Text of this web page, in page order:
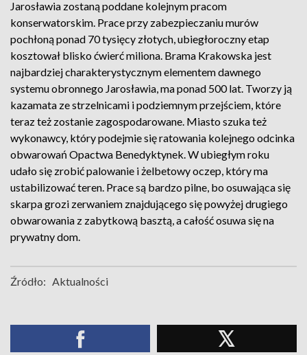
Jarosławia zostaną poddane kolejnym pracom
konserwatorskim. Prace przy zabezpieczaniu murów
pochłoną ponad 70 tysięcy złotych, ubiegłoroczny etap
kosztował blisko ćwierć miliona. Brama Krakowska jest
najbardziej charakterystycznym elementem dawnego
systemu obronnego Jarosławia, ma ponad 500 lat. Tworzy ją
kazamata ze strzelnicami i podziemnym przejściem, które
teraz też zostanie zagospodarowane. Miasto szuka też
wykonawcy, który podejmie się ratowania kolejnego odcinka
obwarowań Opactwa Benedyktynek. W ubiegłym roku
udało się zrobić palowanie i żelbetowy oczep, który ma
ustabilizować teren. Prace są bardzo pilne, bo osuwająca się
skarpa grozi zerwaniem znajdującego się powyżej drugiego
obwarowania z zabytkową basztą, a całość osuwa się na
prywatny dom.
Źródło: Aktualności